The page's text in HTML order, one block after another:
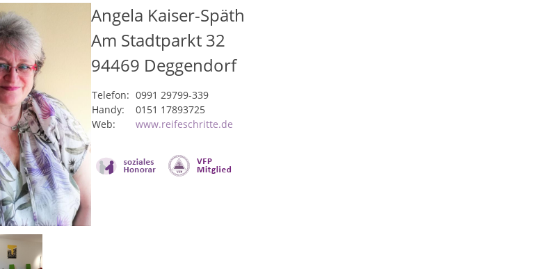
Angela Kaiser-Späth
Am Stadtparkt 32
94469 Deggendorf
Telefon: 0991 29799-339
Handy:
0151 17893725
Web:
www.reifeschritte.de